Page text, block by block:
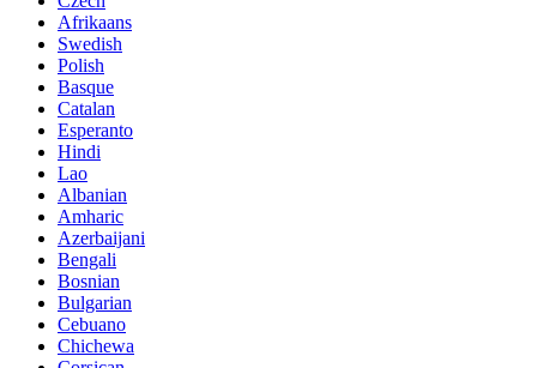
Afrikaans
Swedish
Polish
Basque
Catalan
Esperanto
Hindi
Lao
Albanian
Amharic
Azerbaijani
Bengali
Bosnian
Bulgarian
Cebuano
Chichewa